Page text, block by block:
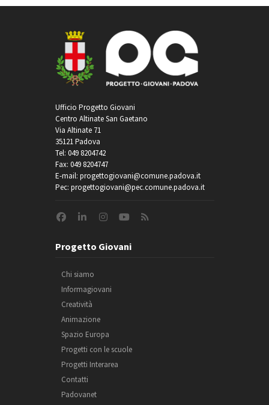
Ufficio Progetto Giovani
Centro Altinate San Gaetano
Via Altinate 71
35121 Padova
Tel: 049 8204742
Fax: 049 8204747
E-mail: progettogiovani@comune.padova.it
Pec: progettogiovani@pec.comune.padova.it
Progetto Giovani
Chi siamo
Informagiovani
Creatività
Animazione
Spazio Europa
Progetti con le scuole
Progetti Interarea
Contatti
Padovanet